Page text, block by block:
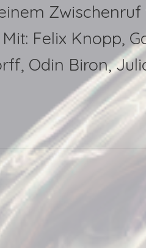
Felix Knopp,
Odin Biron,